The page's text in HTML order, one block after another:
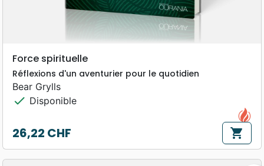
Force spirituelle
Réflexions d'un aventurier pour le quotidien
Bear Grylls
check Disponible
Prix
26,22 CHF shopping_cart